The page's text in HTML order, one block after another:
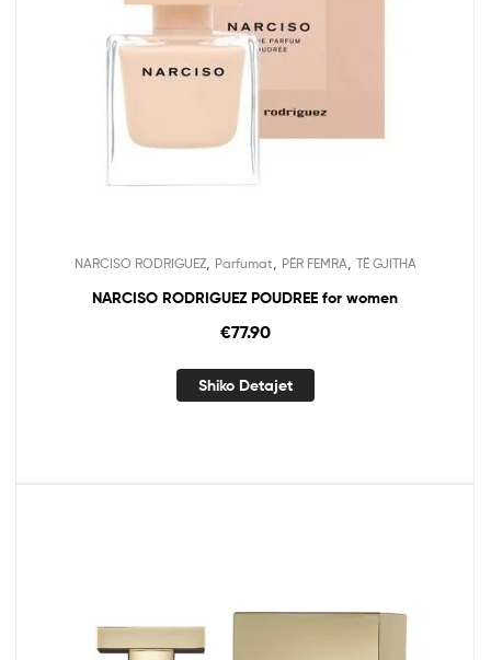
NARCISO RODRIGUEZ, Parfumat PËR FEMRA TË GJITHA
NARCISO RODRIGUEZ POUDREE for women
€77.90
Shiko Detajet